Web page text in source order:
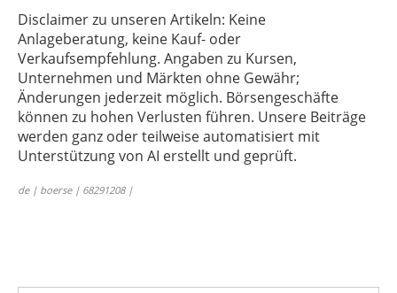
Disclaimer zu unseren Artikeln: Keine
Anlageberatung, keine Kauf- oder
Verkaufsempfehlung. Angaben zu Kursen,
Unternehmen und Märkten ohne Gewähr;
Änderungen jederzeit möglich. Börsengeschäfte
können zu hohen Verlusten führen. Unsere Beiträge
werden ganz oder teilweise automatisiert mit
Unterstützung von AI erstellt und geprüft.
de | boerse | 68291208 |